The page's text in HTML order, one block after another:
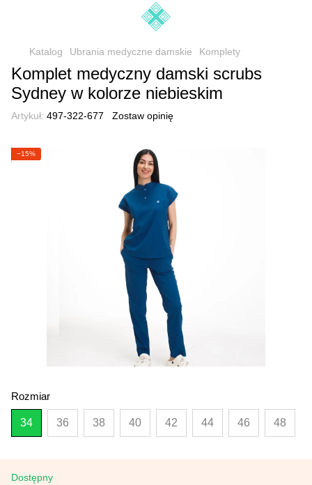
Katalog Ubrania medyczne damskie Komplety
Komplet medyczny damski scrubs
Sydney w kolorze niebieskim
Artykuł: 497-322-677 Zostaw opinię
−15%
Rozmiar
34 36 38 40 42 44 46 48
Dostępny